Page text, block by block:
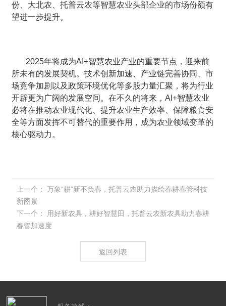
份、大北农、托普云农等智慧农业头部企业的市场份额有
望进一步提升。
2025年将成为AI+智慧农业产业的重要节点，迎来前
所未有的发展契机。技术创新加速、产业链完善协同、市
场竞争加剧以及政策环境优化等多股力量汇聚，将为行业
开辟更为广阔的发展空间。在不久的将来，AI+智慧农业
必将在推动农业现代化、提升农业生产效率、保障粮食安
全等方面发挥不可替代的重要作用，成为农业领域变革的
核心驱动力。
上一个：
万象“耕”新不负春，托普云农助力描绘春耕春管科技
新图景
下一个：
用好新农具，耕好智慧田，托普云农新农具助力春耕
春管加速度
返回列表